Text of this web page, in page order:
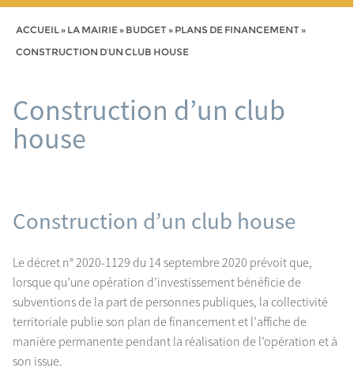
ACCUEIL» LA MAIRIE» BUDGET» PLANS DE FINANCEMENT»
CONSTRUCTION D’UN CLUB HOUSE
Construction d’un club
house
Construction d’un club house
Le décret n° 2020-1129 du 14 septembre 2020 prévoit que,
lorsque qu’une opération d’investissement bénéficie de
subventions de la part de personnes publiques, la collectivité
territoriale publie son plan de financement et l’affiche de
manière permanente pendant la réalisation de l’opération et à
son issue.